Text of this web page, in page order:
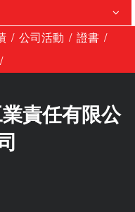
/ 公司活動 / 證書 /
/
責任有限公